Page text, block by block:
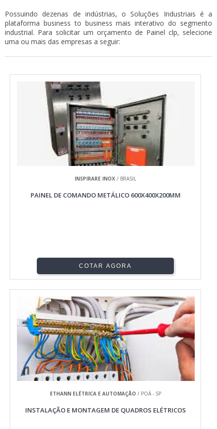
Possuindo dezenas de indústrias, o Soluções Industriais é a
plataforma business to business mais interativo do segmento
industrial. Para solicitar um orçamento de Painel clp, selecione
uma ou mais das empresas a seguir:
INSPIRARE INOX / BRASIL
PAINEL DE COMANDO METÁLICO 600X400X200MM
COTAR AGORA
ETHANN ELÉTRICA E AUTOMAÇÃO / POÁ - SP
INSTALAÇÃO E MONTAGEM DE QUADROS ELÉTRICOS